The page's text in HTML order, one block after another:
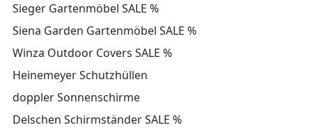
Sieger Gartenmöbel SALE %
Siena Garden Gartenmöbel SALE %
Winza Outdoor Covers SALE %
Heinemeyer Schutzhüllen
doppler Sonnenschirme
Delschen Schirmständer SALE %